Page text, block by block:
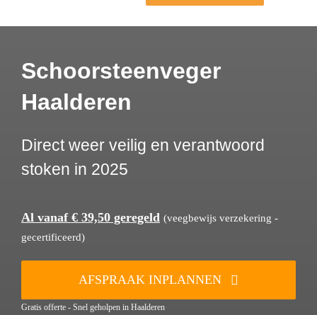
Schoorsteenveger
Haalderen
Direct weer veilig en verantwoord
stoken in 2025
Al vanaf € 39,50 geregeld (veegbewijs verzekering -
gecertificeerd)
AFSPRAAK INPLANNEN
Gratis offerte - Snel geholpen in Haalderen